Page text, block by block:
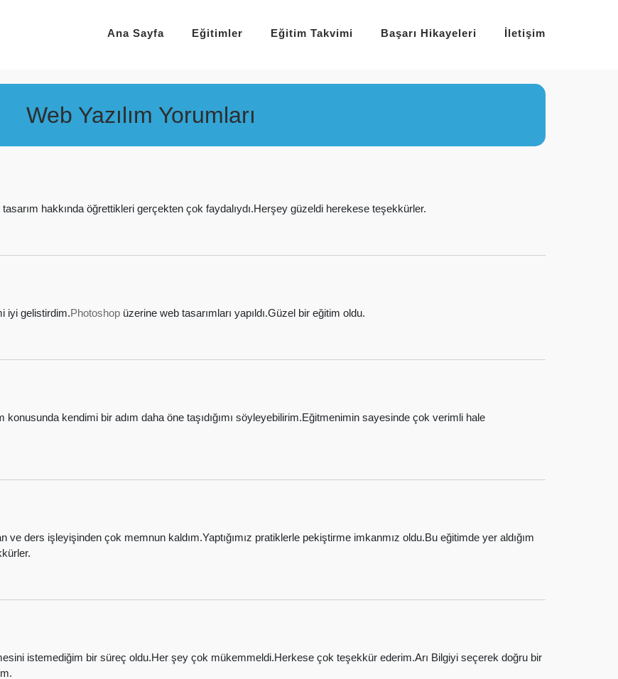
Ana Sayfa Eğitimler Eğitim Takvimi Başarı Hikayeleri İletişim
Web Yazılım Yorumları
hakkında öğrettikleri gerçekten çok faydalıydı.Herşey güzeldi herekese teşekkürler.
iyi gelistirdim.Photoshop üzerine web tasarımları yapıldı.Güzel bir eğitim oldu.
kendimi bir adım daha öne taşıdığımı söyleyebilirim.Eğitmenimin sayesinde çok verimli hale
ders işleyişinden çok memnun kaldım.Yaptığımız pratiklerle pekiştirme imkanmız oldu.Bu eğitimde yer aldığım
istemediğim bir süreç oldu.Her şey çok mükemmeldi.Herkese çok teşekkür ederim.Arı Bilgiyi seçerek doğru bir